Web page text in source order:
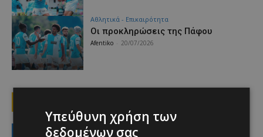
Αθλητικά - Επικαιρότητα
Οι προκληρώσεις της Πάφου
Afentiko 20/07/2026
MUST READ
Υπεύθυνη χρήση των
δεδομένων σας